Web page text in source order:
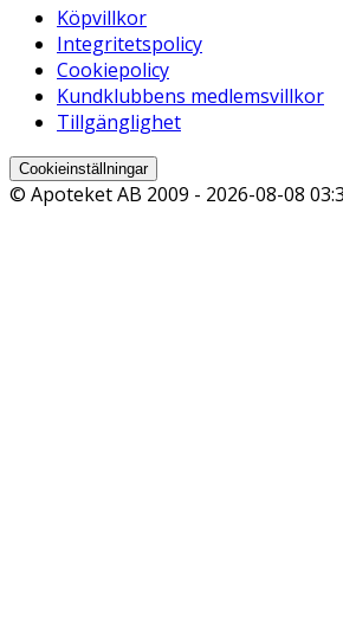
Köpvillkor
Integritetspolicy
Cookiepolicy
Kundklubbens medlemsvillkor
Tillgänglighet
Cookieinställningar
© Apoteket AB 2009 - 2026-08-08